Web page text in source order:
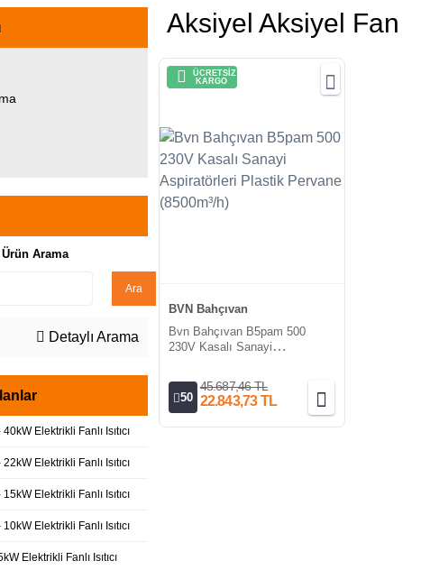
Ürün Arama
Ara
Detaylı Arama
Elektrikli Fanlı Isıtıcı
Elektrikli Fanlı Isıtıcı
Elektrikli Fanlı Isıtıcı
Elektrikli Fanlı Isıtıcı
Elektrikli Fanlı Isıtıcı
Aksiyel Aksiyel Fan
ÜCRETSİZ
KARGO
BVN Bahçıvan
Bvn Bahçıvan B5pam 500
230V Kasalı Sanayi
50
45.687,46 TL
22.843,73 TL